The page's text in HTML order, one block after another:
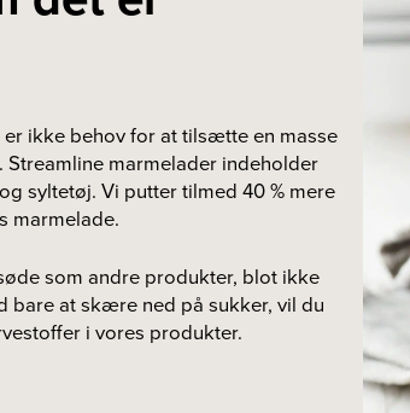
ikke behov for at tilsætte en masse
marmelader indeholder
syltetøj. Vi putter tilmed 40 % mere
marmelade.
som andre produkter, blot ikke
bare at skære ned på sukker, vil du
i vores produkter.